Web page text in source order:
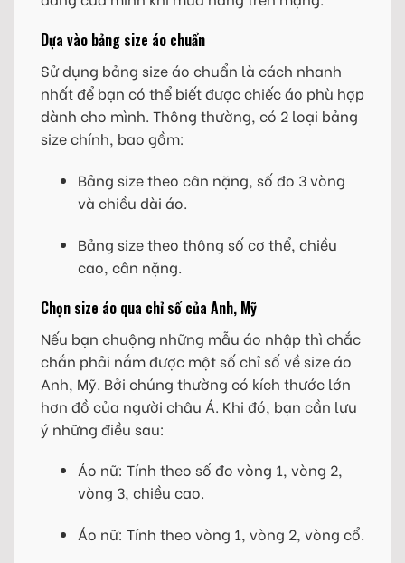
Dựa vào bảng size áo chuẩn
Sử dụng bảng size áo chuẩn là cách nhanh
nhất để bạn có thể biết được chiếc áo phù hợp
dành cho mình. Thông thường, có 2 loại bảng
size chính, bao gồm:
Bảng size theo cân nặng, số đo 3 vòng
và chiều dài áo.
Bảng size theo thông số cơ thể, chiều
cao, cân nặng.
Chọn size áo qua chỉ số của Anh, Mỹ
Nếu bạn chuộng những mẫu áo nhập thì chắc
chắn phải nắm được một số chỉ số về size áo
Anh, Mỹ. Bởi chúng thường có kích thước lớn
hơn đồ của người châu Á. Khi đó, bạn cần lưu
ý những điều sau:
Áo nữ: Tính theo số đo vòng 1, vòng 2,
vòng 3, chiều cao.
Áo nữ: Tính theo vòng 1, vòng 2, vòng cổ.